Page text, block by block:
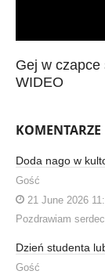
Gej w czapce
WIDEO
KOMENTARZE
Doda nago w
Gość
21 June 2026
Pozdrawiam
Dzień studenta
Gość